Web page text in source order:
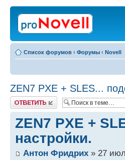
Список форумов ‹ Форумы ‹ Novell
ZEN7 PXE + SLES...
Ответить
ZEN7 PXE +
настройки.
Антон Фридрих » 27